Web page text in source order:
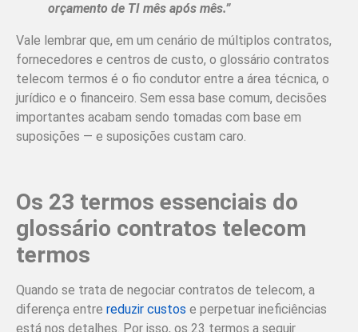
orçamento de TI mês após mês.”
Vale lembrar que, em um cenário de múltiplos contratos,
fornecedores e centros de custo, o glossário contratos
telecom termos é o fio condutor entre a área técnica, o
jurídico e o financeiro. Sem essa base comum, decisões
importantes acabam sendo tomadas com base em
suposições — e suposições custam caro.
Os 23 termos essenciais do
glossário contratos telecom
termos
Quando se trata de negociar contratos de telecom, a
diferença entre reduzir custos e perpetuar ineficiências
está nos detalhes. Por isso, os 23 termos a seguir